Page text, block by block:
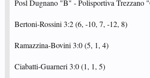
Posl Dugnano "B" - Polisportiva Trezzano
Bertoni-Rossini 3:2 (6, -10, 7, -12, 8)
Ramazzina-Bovini 3:0 (5, 1, 4)
Ciabatti-Guarneri 3:0 (1, 1, 5)